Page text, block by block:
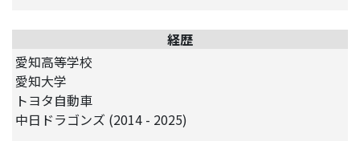
経歴
愛知高等学校
愛知大学
トヨタ自動車
中日ドラゴンズ (2014 - 2025)